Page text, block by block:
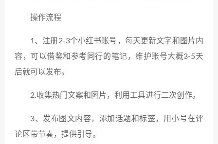
操作流程
1、注册2-3个小红书账号，每天更新文字和图片内
容，可以借鉴和参考同行的笔记，维护账号大概3-5天
后就可以发布。
2.收集热门文案和图片，利用工具进行二次创作。
3、发布图文内容，添加话题和标签，用小号在评
论区带节奏，提供引导。